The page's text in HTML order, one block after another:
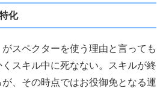
化
スペクターを使う理由と言っても
スキル中に死なない。スキルが終
、その時点ではお役御免となる運